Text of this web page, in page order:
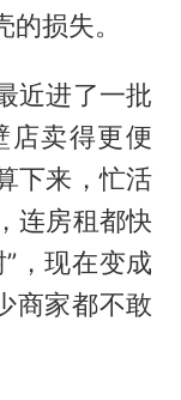
损失。
近进了一批
店卖得更便
下来，忙活
连房租都快
，现在变成
商家都不敢